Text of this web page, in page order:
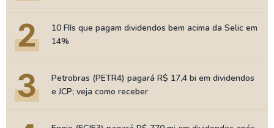
2
10 FIIs que pagam dividendos bem acima da Selic em
14%
3
Petrobras (PETR4) pagará R$ 17,4 bi em dividendos
e JCP; veja como receber